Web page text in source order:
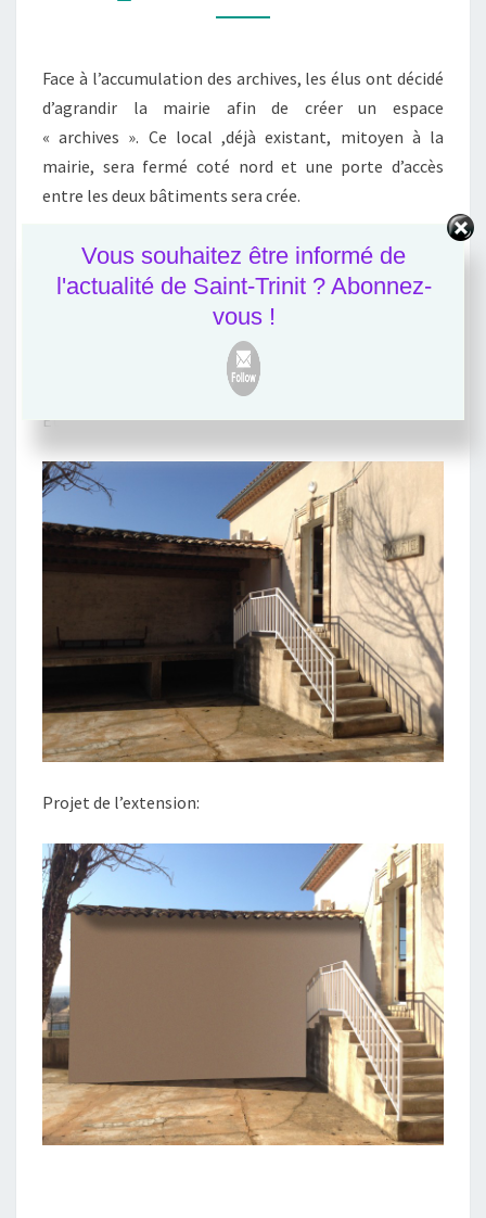
MAIRIE
Face à l’accumulation des archives, les élus ont décidé
d’agrandir la mairie afin de créer un espace
« archives ». Ce local ,déjà existant, mitoyen à la
mairie, sera fermé coté nord et une porte d’accès
entre les deux bâtiments sera crée.
Une demande de déclaration préalable a été sollicitée
à la DDT et l’ABF le 22 mars 2016. La commune a
bénéficié d’un accord tacite le 22 mai 2016.
Etat actuel:
Projet de l’extension:
Vous souhaitez être informé de
l'actualité de Saint-Trinit ? Abonnez-
vous !